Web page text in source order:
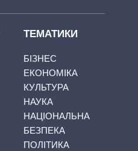
ТЕМАТИКИ
БІЗНЕС
ЕКОНОМІКА
КУЛЬТУРА
НАУКА
НАЦІОНАЛЬНА
БЕЗПЕКА
ПОЛІТИКА